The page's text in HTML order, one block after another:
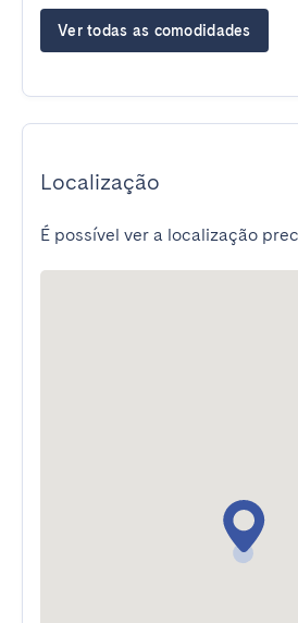
Ver todas as comodidades
Localização
É possível ver a localização